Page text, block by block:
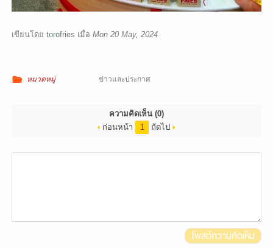
ติดต่อเรา
เขียนโดย torofries เมื่อ Mon 20 May, 2024
หมวดหมู่ ข่าวและประกาศ
ความคิดเห็น (0)
ก่อนหน้า
1 ถัดไป
โพสต์ความคิดเห็น